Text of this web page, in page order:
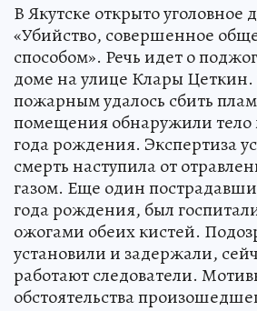
В Якутске открыто уголовное
«Убийство, совершенное
способом». Речь идет о
доме на улице Клары Цеткин.
пожарным удалось сбить
помещения обнаружили тело
года рождения. Экспертиза
смерть наступила от
газом. Еще один
года рождения, был
ожогами обеих кистей.
установили и задержали,
работают следователи.
обстоятельства